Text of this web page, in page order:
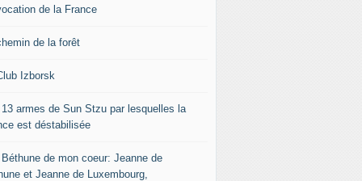
de la France
de la forêt
Izborsk
13 armes de Sun Stzu par lesquelles la
est déstabilisée
de mon coeur: Jeanne de
et Jeanne de Luxembourg,